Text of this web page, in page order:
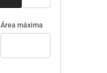
Área máxima